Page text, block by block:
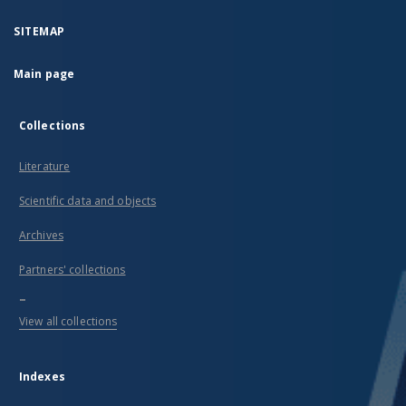
SITEMAP
Main page
Collections
Literature
Scientific data and objects
Archives
Partners' collections
...
View all collections
Indexes